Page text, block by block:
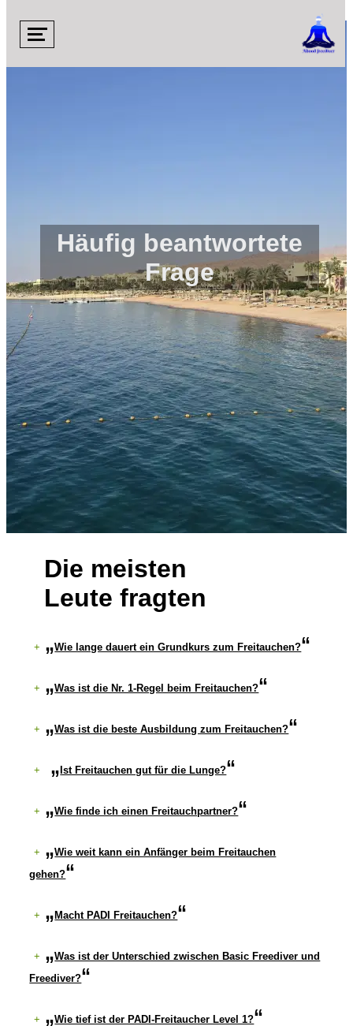
Häufig beantwortete
Frage
Die meisten
Leute fragten
+ Wie lange dauert ein Grundkurs zum Freitauchen?
+ Was ist die Nr. 1-Regel beim Freitauchen?
+ Was ist die beste Ausbildung zum Freitauchen?
+ Ist Freitauchen gut für die Lunge?
+ Wie finde ich einen Freitauchpartner?
+
Wie weit kann ein Anfänger beim Freitauchen
gehen?
+ Macht PADI Freitauchen?
+
Was ist der Unterschied zwischen Basic Freediver und
Freediver?
+ Wie tief ist der PADI-Freitaucher Level 1?